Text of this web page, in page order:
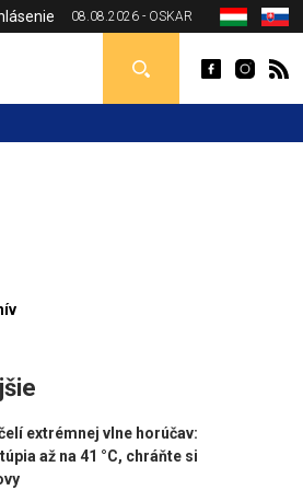
08.08.2026 - OSKAR
extrémnej vlne horúčav:
až na 41 °C, chráňte si